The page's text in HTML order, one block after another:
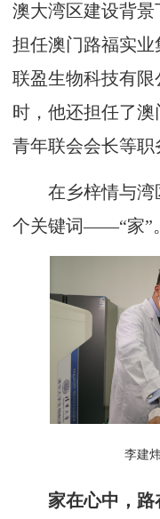
澳大湾区建设背
担任澳门路福实
联盈生物科技有
时，他还担任了
青年联会会长等职
在乡梓情与湾
个关键词——“家”
李建
家在心中，路